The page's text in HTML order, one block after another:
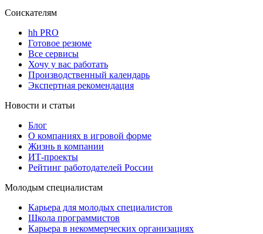
Соискателям
hh PRO
Готовое резюме
Все сервисы
Хочу у вас работать
Производственный календарь
Экспертная рекомендация
Новости и статьи
Блог
О компаниях в игровой форме
Жизнь в компании
ИТ-проекты
Рейтинг работодателей России
Молодым специалистам
Карьера для молодых специалистов
Школа программистов
Карьера в некоммерческих организациях